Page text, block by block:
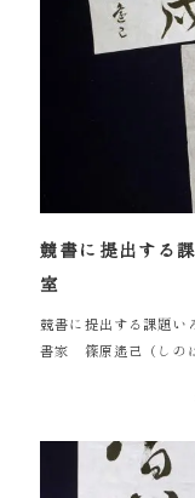
競書に提出する
室
競書に提出する課題い
書家 篠原遙己（し